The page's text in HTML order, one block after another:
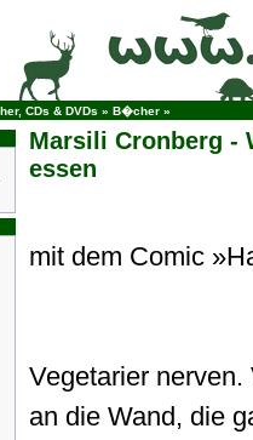
CDs & DVDs » B�cher »
Marsili Cronberg -
essen
mit dem Comic
Vegetarier
an die Wand, die